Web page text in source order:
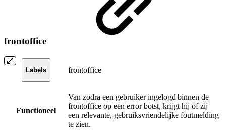
frontoffice
Labels frontoffice
Functioneel
Van zodra een gebruiker ingelogd binnen de
frontoffice op een error botst, krijgt hij of zij
een relevante, gebruiksvriendelijke foutmelding
te zien.